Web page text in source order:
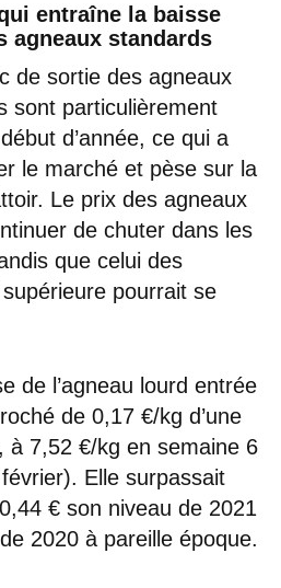
entraîne la baisse
agneaux standards
de sortie des agneaux
sont particulièrement
d’année, ce qui a
le marché et pèse sur la
Le prix des agneaux
de chuter dans les
que celui des
pourrait se
de l’agneau lourd entrée
de 0,17 €/kg d’une
à 7,52 €/kg en semaine 6
Elle surpassait
€ son niveau de 2021
2020 à pareille époque.